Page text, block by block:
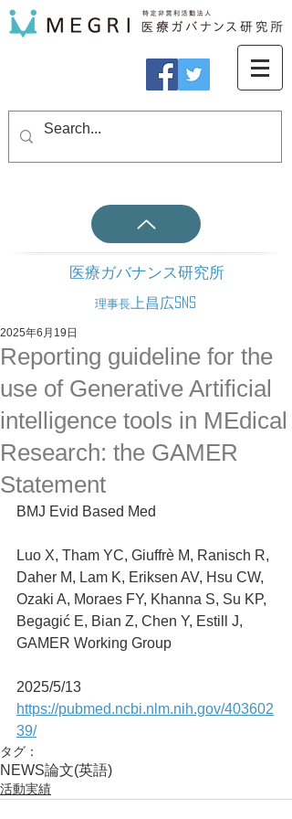
医療ガバナンス研究所
理事長 上昌広SNS
Reporting guideline for the
use of Generative Artificial
intelligence tools in MEdical
Research: the GAMER
Statement
2025年6月19日
BMJ Evid Based Med
Luo X, Tham YC, Giuffrè M, Ranisch R,
Daher M, Lam K, Eriksen AV, Hsu CW,
Ozaki A, Moraes FY, Khanna S, Su KP,
Begagić E, Bian Z, Chen Y, Estill J,
GAMER Working Group
2025/5/13
https://pubmed.ncbi.nlm.nih.gov/403602
39/
タグ：
NEWS論文(英語)
活動実績